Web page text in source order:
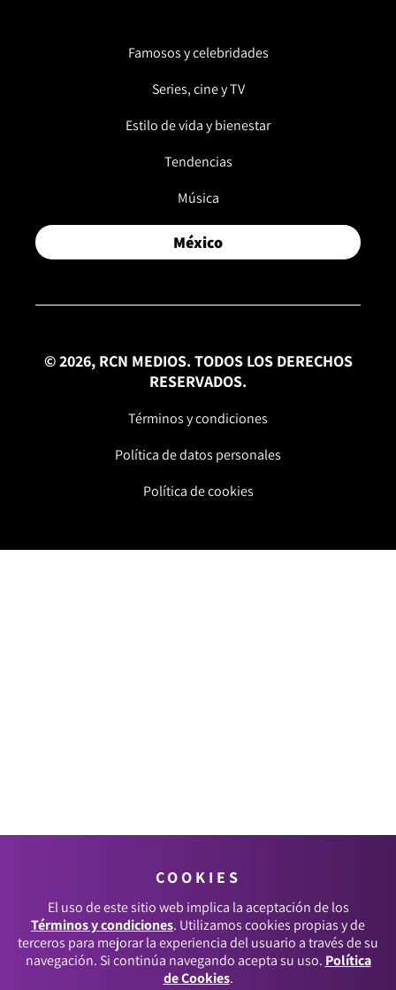
Famosos y celebridades
Series, cine y TV
Estilo de vida y bienestar
Tendencias
Música
México
© 2026, RCN MEDIOS. TODOS LOS DERECHOS
RESERVADOS.
Términos y condiciones
Política de datos personales
Política de cookies
COOKIES
El uso de este sitio web implica la aceptación de los
Términos y condiciones. Utilizamos cookies propias y de
terceros para mejorar la experiencia del usuario a través de su
navegación. Si continúa navegando acepta su uso. Política
de Cookies.